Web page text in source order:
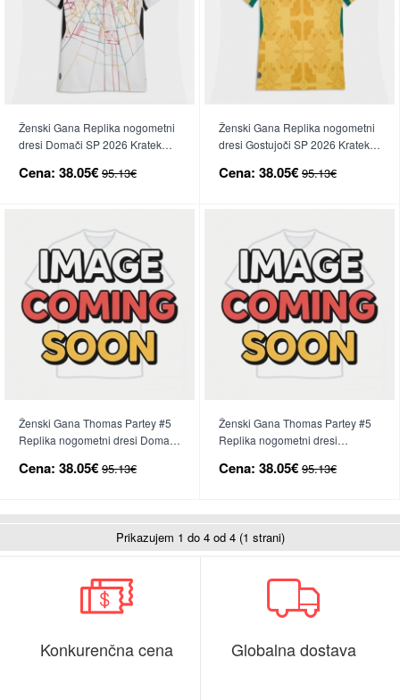
Ženski Gana Replika nogometni
dresi Domači SP 2026 Kratek
Cena: 38.05€ 95.13€
Ženski Gana Replika nogometni
dresi Gostujoči SP 2026 Kratek
Cena: 38.05€ 95.13€
Ženski Gana Thomas Partey #5
Replika nogometni dresi Domači
Cena: 38.05€ 95.13€
Ženski Gana Thomas Partey #5
Replika nogometni dresi
Cena: 38.05€ 95.13€
Prikazujem 1 do 4 od 4 (1 strani)
Konkurenčna cena Globalna dostava